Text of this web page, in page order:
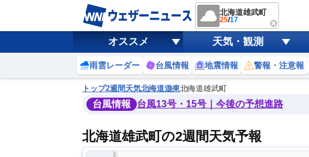
北海道雄武町
25/17
オススメ 天気・観測
雨雲レーダー 台風情報 地震情報 警報・注意報
トップ2週間天気北海道道東北海道雄武町
台風情報 台風13号・15号｜今後の予想進路
北海道雄武町の2週間天気予報